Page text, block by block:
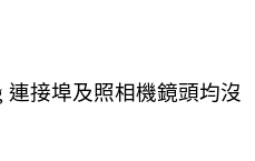
接埠及照相機鏡頭均沒